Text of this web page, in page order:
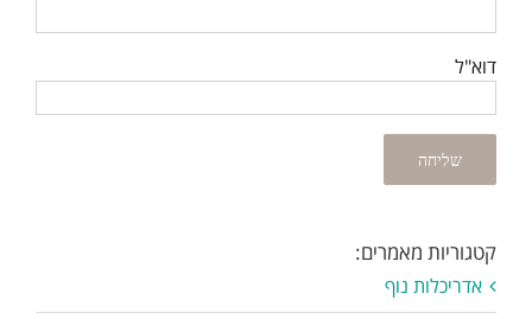
דוא"ל
קטגוריות מאמרים:
אדריכלות נוף